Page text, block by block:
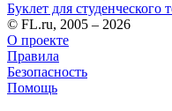
Буклет для студенческого
© FL.ru, 2005 – 2026
О проекте
Правила
Безопасность
Помощь